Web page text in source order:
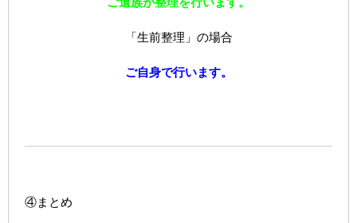
「生前整理」の場合
ご自身で行います。
④まとめ